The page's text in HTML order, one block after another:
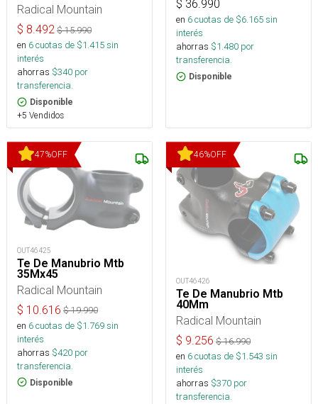
Radical Mountain
$ 8.492 $15.990
en 6cuotas de $1.415sin
interés
ahorras $340 por
transferencia.
Disponible
+5 Vendidos
$ 36.990
en 6cuotas de $6.165sin
interés
ahorras $1.480 por
transferencia.
Disponible
47%OFF
OUT46425
Te De Manubrio Mtb
35Mx45
Radical Mountain
$ 10.616 $19.990
en 6cuotas de $1.769sin
interés
ahorras $420 por
transferencia.
Disponible
46%OFF
OUT46426
Te De Manubrio Mtb
40Mm
Radical Mountain
$ 9.256 $16.990
en 6cuotas de $1.543 sin
interés
ahorras $370 por
transferencia.